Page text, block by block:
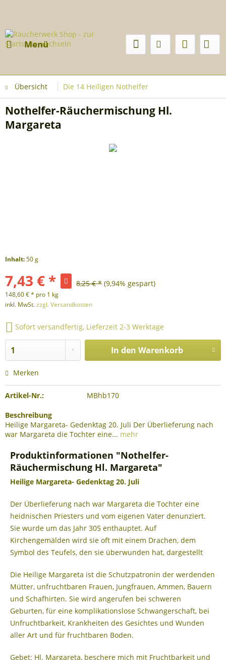
Menü
Übersicht Die 14 Heiligen Nothelfer
Nothelfer-Räuchermischung Hl.
Margareta
Inhalt:50 g
7,43 € * 8,25 € * (9,94% gespart)
148,60 € * pro 1 kg
inkl. MwSt.zzgl. Versandkosten
Sofort versandfertig, Lieferzeit 2-3 Werktage
In den Warenkorb
Merken
Artikel-Nr.: MBhb170
Beschreibung
Heilige Margareta- Gedenktag 20. Juli Der Überlieferung nach
war Margareta die Tochter eine... mehr
Produktinformationen "Nothelfer-
Räuchermischung Hl. Margareta"
Heilige Margareta- Gedenktag 20. Juli
Der Überlieferung nach war Margareta die Tochter eine
heidnischen Priesters und vom eigenen Vater denunziert.
Sie wurde um das Jahr 305 enthauptet. Auf
Kirchengemälden wird sie oft mit einem Drachen, dem
Symbol des Teufels, den sie überwunden hat, dargestellt
Die Heilige Margareta ist die Schutzpatronin der werdenden
Mütter, unfruchtbaren Frauen, Jungfrauen, Ammen, Bauern
und Schafhirten. Sie wird angerufen bei schweren
Geburten, für eine komplikationslose Schwangerschaft, bei
Unfruchtbarkeit, Krankheiten des Gesichtes und Wunden
aller Art und für fruchtbaren Boden.
Gebet: Hl. Margareta, beschere mich mit Fruchtbarkeit und